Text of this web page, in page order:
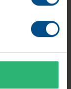
Mémoire